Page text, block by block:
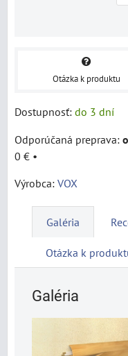
Otázka k produktu
Dostupnosť: do 3 dní
0 € •
Výrobca: VOX
Galéria
Otázka k
Galéria